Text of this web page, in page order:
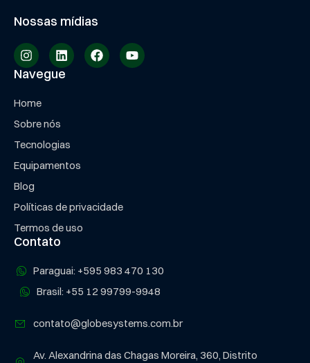
Nossas mídias
Navegue
Home
Sobre nós
Tecnologias
Equipamentos
Blog
Políticas de privacidade
Termos de uso
Contato
Paraguai: +595 983 470 130
Brasil: +55 12 99799-9948
contato@globesystems.com.br
Av. Alexandrina das Chagas Moreira, 360, Distrito